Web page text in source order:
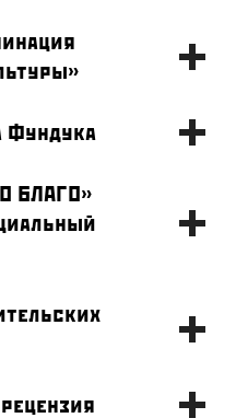
Фундука
БЛАГО»